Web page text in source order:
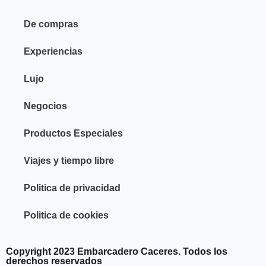
De compras
Experiencias
Lujo
Negocios
Productos Especiales
Viajes y tiempo libre
Politica de privacidad
Politica de cookies
Copyright 2023 Embarcadero Caceres. Todos los
derechos reservados